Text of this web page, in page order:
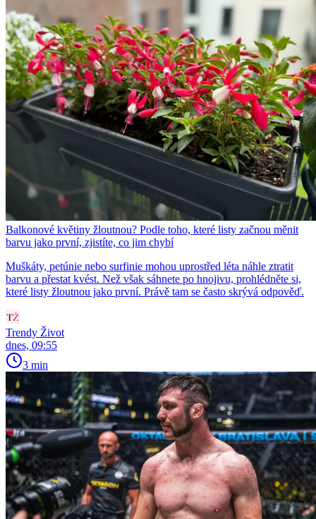
Balkonové květiny žloutnou? Podle toho, které listy začnou měnit
barvu jako první, zjistíte, co jim chybí
Muškáty, petúnie nebo surfinie mohou uprostřed léta náhle ztratit
barvu a přestat kvést. Než však sáhnete po hnojivu, prohlédněte si,
které listy žloutnou jako první. Právě tam se často skrývá odpověď.
Trendy Život
dnes, 09:55
3 min